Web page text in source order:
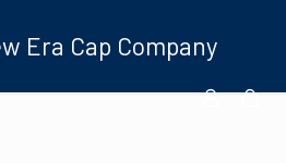
Era Cap Company